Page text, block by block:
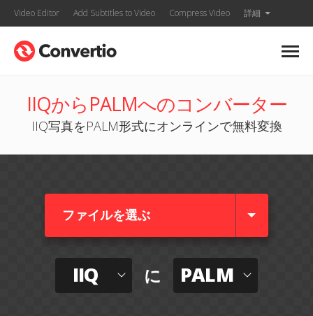
Video Editor Add Subtitles to Video Compress Video 詳細
IIQからPALMへのコンバーター
IIQ写真をPALM形式にオンラインで無料変換
ファイルを選ぶ
IIQ に PALM